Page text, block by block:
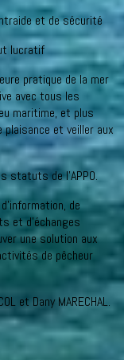
et de sécurité
lucratif
pratique de la mer
avec tous les
maritime, et plus
et veiller aux
statuts de l’APPO.
de
et d’échanges
une solution aux
de pêcheur
et Dany MARECHAL.